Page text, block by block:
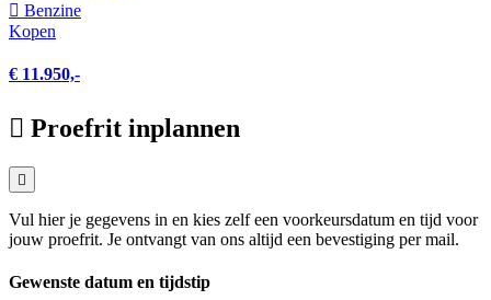
Benzine
Kopen
€ 11.950,-
Proefrit inplannen
Vul hier je gegevens in en kies zelf een voorkeursdatum en tijd voor
jouw proefrit. Je ontvangt van ons altijd een bevestiging per mail.
Gewenste datum en tijdstip